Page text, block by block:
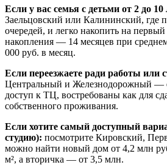
Если у вас семья с детьми от 2 до 10
Заельцовский или Калининский, где
очередей, и легко накопить на
накопления — 14 месяцев при
000 руб. в месяц.
Если переезжаете ради работы или
Центральный и Железнодорожный —
доступ к ТЦ, востребованы как для
собственного проживания.
Если хотите самый доступный
студию): посмотрите Кировский,
можно найти новый дом от 4,2 млн
м², а вторичка — от 3,5 млн.